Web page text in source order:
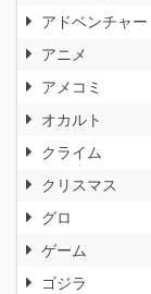
アドベンチャー
アニメ
アメコミ
オカルト
クライム
クリスマス
グロ
ゲーム
ゴジラ